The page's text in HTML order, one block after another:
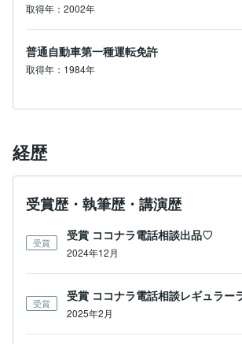
取得年：2002年
普通自動車第一種運転免許
取得年：1984年
経歴
受賞歴・執筆歴・講演歴
受賞
受賞 ココナラ電話相談出品♡
2024年12月
受賞
受賞 ココナラ電話相談レギュラー
2025年2月